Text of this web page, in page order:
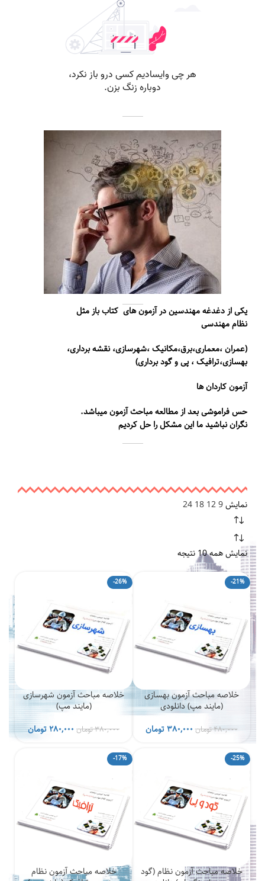
یکی از دغدغه مهندسین در آزمون های کتاب باز مثل
نظام مهندسی
(عمران ،معماری،برق،مکانیک ،شهرسازی، نقشه برداری،
بهسازی،ترافیک ، پی و گود برداری)
آزمون کاردان ها
حس فراموشی بعد از مطالعه مباحث آزمون میباشد.
نگران نباشید ما این مشکل را حل کردیم
نمایش9
12
18
24
نمایش همه 10 نتیجه
-21%
خلاصه مباحث آزمون بهسازی
(مایند مپ) دانلودی
۴۸۰,۰۰۰تومانقیمت
۳۸۰,۰۰۰تومانقیمت
۳۸۰,۰۰۰ تومان
است.
-26%
خلاصه مباحث آزمون شهرسازی
(مایند مپ)
۳۸۰,۰۰۰تومانقیمت
۲۸۰,۰۰۰تومانقیمت
فعلی
-25%
خلاصه مباحث آزمون نظام (گود
-17%
خلاصه مباحث آزمون نظام
۱,۰۳۵,۰۰۰ تومان
۳,۵۸۲,۰۰۰ تومان
تومان